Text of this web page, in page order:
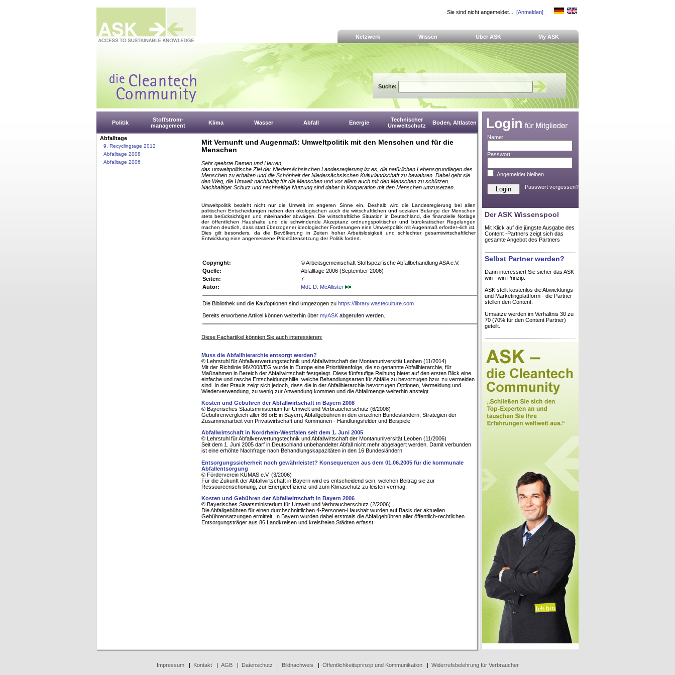
Sie sind nicht angemeldet... [Anmelden]
Netzwerk Wissen Über ASK My ASK
Suche:
Politik
Stoffstrom-
management
Klima Wasser Abfall Energie
Technischer
Umweltschutz
Boden, Altlasten
Abfalltage
9. Recyclingtage 2012
Abfalltage 2008
Abfalltage 2006
Mit Vernunft und Augenmaß: Umweltpolitik mit den Menschen und für die
Menschen
Sehr geehrte Damen und Herren,
das umweltpolitische Ziel der Niedersächsischen Landesregierung ist es, die natürlichen Lebensgrundlagen des
Menschen zu erhalten und die Schönheit der Niedersächsischen Kulturlandschaft zu bewahren. Dabei geht sie
den Weg, die Umwelt nachhaltig für die Menschen und vor allem auch mit den Menschen zu schützen.
Nachhaltiger Schutz und nachhaltige Nutzung sind daher in Kooperation mit den Menschen umzusetzen.
Umweltpolitik bezieht nicht nur die Umwelt im engeren Sinne ein. Deshalb wird die Landesregierung bei allen
politischen Entscheidungen neben den ökologischen auch die wirtschaftlichen und sozialen Belange der Menschen
stets berücksichtigen und miteinander abwägen. Die wirtschaftliche Situation in Deutschland, die finanzielle Notlage
der öffentlichen Haushalte und die schwindende Akzeptanz ordnungspolitischer und bürokratischer Regelungen
machen deutlich, dass statt überzogener ideologischer Forderungen eine Umweltpolitik mit Augenmaß erforder¬lich ist.
Dies gilt besonders, da die Bevölkerung in Zeiten hoher Arbeitslosigkeit und schlechter gesamtwirtschaftlicher
Entwicklung eine angemessene Prioritätensetzung der Politik fordert.
Copyright:
© Arbeitsgemeinschaft Stoffspezifische Abfallbehandlung ASA e.V.
Quelle:
Abfalltage 2006 (September 2006)
Seiten:
7
Autor:
MdL D. McAllister
Die Bibliothek und die Kaufoptionen sind umgezogen zu https://library.wasteculture.com
Bereits erworbene Artikel können weiterhin über myASK abgerufen werden.
Diese Fachartikel könnten Sie auch interessieren:
Muss die Abfallhierarchie entsorgt werden?
© Lehrstuhl für Abfallverwertungstechnik und Abfallwirtschaft der Montanuniversität Leoben (11/2014)
Mit der Richtlinie 98/2008/EG wurde in Europe eine Prioritätenfolge, die so genannte Abfallhierarchie, für
Maßnahmen in Bereich der Abfallwirtschaft festgelegt. Diese fünfstufige Reihung bietet auf den ersten Blick eine
einfache und rasche Entscheidungshilfe, welche Behandlungsarten für Abfälle zu bevorzugen bzw. zu vermeiden
sind. In der Praxis zeigt sich jedoch, dass die in der Abfallhierarchie bevorzugen Optionen, Vermeidung und
Wiederverwendung, zu wenig zur Anwendung kommen und die Abfallmenge weiterhin ansteigt.
Kosten und Gebühren der Abfallwirtschaft in Bayern 2008
© Bayerisches Staatsministerium für Umwelt und Verbraucherschutz (6/2008)
Gebührenvergleich aller 86 örE in Bayern; Abfallgebühren in den einzelnen Bundesländern; Strategien der
Zusammenarbeit von Privatwirtschaft und Kommunen - Handlungsfelder und Beispiele
Abfallwirtschaft in Nordrhein-Westfalen seit dem 1. Juni 2005
© Lehrstuhl für Abfallverwertungstechnik und Abfallwirtschaft der Montanuniversität Leoben (11/2006)
Seit dem 1. Juni 2005 darf in Deutschland unbehandelter Abfall nicht mehr abgelagert werden. Damit verbunden
ist eine erhöhte Nachfrage nach Behandlungskapazitäten in den 16 Bundesländern.
Entsorgungssicherheit noch gewährleistet? Konsequenzen aus dem 01.06.2005 für die kommunale
Abfallentsorgung
© Förderverein KUMAS e.V. (3/2006)
Für die Zukunft der Abfallwirtschaft in Bayern wird es entscheidend sein, welchen Beitrag sie zur
Ressourcenschonung, zur Energieeffizienz und zum Klimaschutz zu leisten vermag.
Kosten und Gebühren der Abfallwirtschaft in Bayern 2006
© Bayerisches Staatsministerium für Umwelt und Verbraucherschutz (2/2006)
Die Abfallgebühren für einen durchschnittlichen 4-Personen-Haushalt wurden auf Basis der aktuellen
Gebührensatzungen ermittelt. In Bayern wurden dabei erstmals die Abfallgebühren aller öffentlich-rechtlichen
Entsorgungsträger aus 86 Landkreisen und kreisfreien Städten erfasst.
Name:
Passwort:
Angemeldet bleiben
Passwort vergessen?
Der ASK Wissenspool
Mit Klick auf die jüngste Ausgabe des
Content -Partners zeigt sich das
gesamte Angebot des Partners
Selbst Partner werden?
Dann interessiert Sie sicher das ASK
win - win Prinzip:
ASK stellt kostenlos die Abwicklungs-
und Marketingplattform - die Partner
stellen den Content.
Umsätze werden im Verhältnis 30 zu
70 (70% für den Content Partner)
geteilt.
Impressum| Kontakt| AGB| Datenschutz | Bildnachweis | Öffentlichkeitsprinzip und Kommunikation| Widerrufsbelehrung für Verbraucher